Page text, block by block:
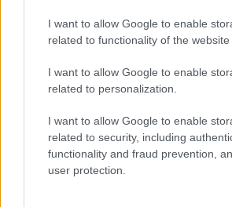
I want to allow Google to enable
related to functionality of the website
I want to allow Google to enable
related to personalization.
I want to allow Google to enable
related to security, including
functionality and fraud prevention,
user protection.
Συμβούλιο
Πώς κάνετε την
κάνει το Proson.gr
να κάνετε εσείς